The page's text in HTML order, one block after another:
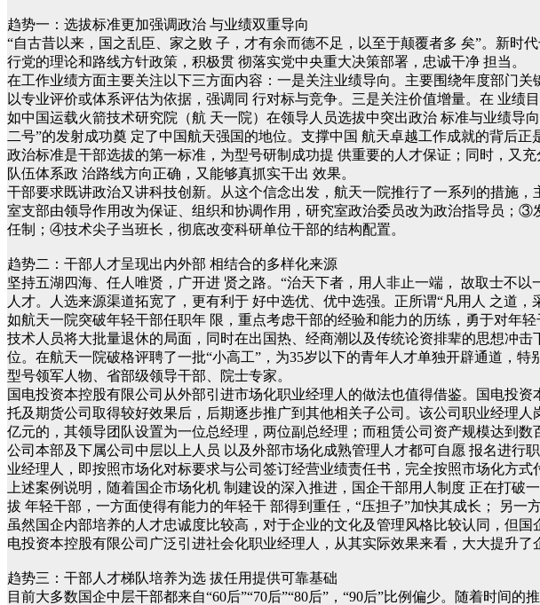
趋势一：选拔标准更加强调政治 与业绩双重导向
“自古昔以来，国之乱臣、家之败 子，才有余而德不足，以至于颠覆者多 矣”。新时
行党的理论和路线方针政策，积极贯 彻落实党中央重大决策部署，忠诚干净 担当。
在工作业绩方面主要关注以下三方面内容：一是关注业绩导向。主要围绕年度部门
以专业评价或体系评估为依据，强调同 行对标与竞争。三是关注价值增量。在 业绩
如中国运载火箭技术研究院（航 天一院）在领导人员选拔中突出政治 标准与业绩导
二号”的发射成功奠 定了中国航天强国的地位。支撑中国 航天卓越工作成就的背后
政治标准是干部选拔的第一标准，为型号研制成功提 供重要的人才保证；同时，又
队伍体系政 治路线方向正确，又能够真抓实干出 效果。
干部要求既讲政治又讲科技创新。从这个信念出发，航天一院推行了一系列的措施
室支部由领导作用改为保证、组织和协调作用，研究室政治委员改为政治指导员；
任制；④技术尖子当班长，彻底改变科研单位干部的结构配置。
趋势二：干部人才呈现出内外部 相结合的多样化来源
坚持五湖四海、任人唯贤，广开进 贤之路。“治天下者，用人非止一端， 故取士不
人才。人选来源渠道拓宽了，更有利于 好中选优、优中选强。正所谓“凡用人 之道
如航天一院突破年轻干部任职年 限，重点考虑干部的经验和能力的历练，勇于对年
技术人员将大批量退休的局面，同时在出国热、经商潮以及传统论资排辈的思想冲
位。在航天一院破格评聘了一批“小高工”，为35岁以下的青年人才单独开辟通道，
型号领军人物、省部级领导干部、院士专家。
国电投资本控股有限公司从外部引进市场化职业经理人的做法也值得借鉴。国电投
托及期货公司取得较好效果后，后期逐步推广到其他相关子公司。该公司职业经理
亿元的，其领导团队设置为一位总经理，两位副总经理；而租赁公司资产规模达到数
公司本部及下属公司中层以上人员 以及外部市场化成熟管理人才都可自愿 报名进
业经理人，即按照市场化对标要求与公司签订经营业绩责任书，完全按照市场化方式
上述案例说明，随着国企市场化机 制建设的深入推进，国企干部用人制度 正在打
拔 年轻干部，一方面使得有能力的年轻干 部得到重任，“压担子”加快其成长； 另
虽然国企内部培养的人才忠诚度比较高，对于企业的文化及管理风格比较认同，但
电投资本控股有限公司广泛引进社会化职业经理人，从其实际效果来看，大大提升了
趋势三：干部人才梯队培养为选 拔任用提供可靠基础
目前大多数国企中层干部都来自“60后”“70后”“80后”，“90后”比例偏少。随着时间